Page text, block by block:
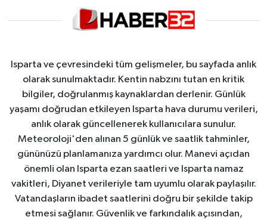
Isparta ve çevresindeki tüm gelişmeler, bu sayfada anlık
olarak sunulmaktadır. Kentin nabzını tutan en kritik
bilgiler, doğrulanmış kaynaklardan derlenir. Günlük
yaşamı doğrudan etkileyen Isparta hava durumu verileri,
anlık olarak güncellenerek kullanıcılara sunulur.
Meteoroloji'den alınan 5 günlük ve saatlik tahminler,
gününüzü planlamanıza yardımcı olur. Manevi açıdan
önemli olan Isparta ezan saatleri ve Isparta namaz
vakitleri, Diyanet verileriyle tam uyumlu olarak paylaşılır.
Vatandaşların ibadet saatlerini doğru bir şekilde takip
etmesi sağlanır. Güvenlik ve farkındalık açısından,